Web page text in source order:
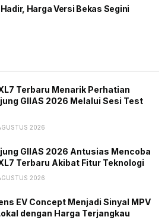
berkendara di berbagai
didukung oleh penggunaan
down dari Showa serta ban
traksi maksimal.
dan bobot ringan tetap
yang membuat motor ini
oleh pengendara di kota-
tertarik meminang motor ikonik
mencerminkan posisi
Harga Versi Bekas Segini
Terbaru Menarik Perhatian
GIIAS 2026 Melalui Sesi Test
2026
GIIAS 2026 Antusias Mencoba
Terbaru Akibat Fitur Teknologi
2026
EV Concept Menjadi Sinyal MPV
dengan Harga Terjangkau